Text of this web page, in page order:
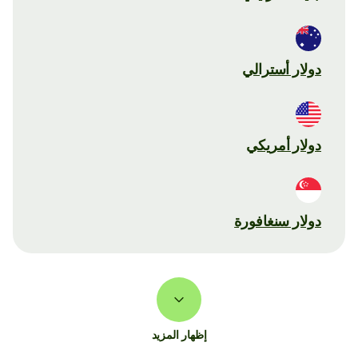
دولار أسترالي
دولار أمريكي
دولار سنغافورة
إظهار المزيد